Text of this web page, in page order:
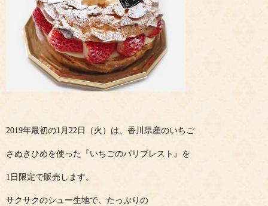
2019年最初の1月22日（火）は、香川県産のいちご
さぬきひめを使った『いちごのパリブレスト』を
1日限定で販売します。
サクサクのシュー生地で、たっぷりの